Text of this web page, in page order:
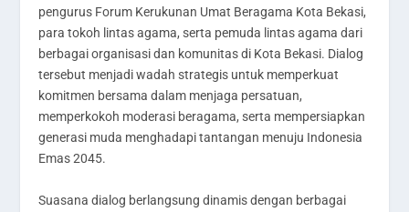
pengurus Forum Kerukunan Umat Beragama Kota Bekasi,
para tokoh lintas agama, serta pemuda lintas agama dari
berbagai organisasi dan komunitas di Kota Bekasi. Dialog
tersebut menjadi wadah strategis untuk memperkuat
komitmen bersama dalam menjaga persatuan,
memperkokoh moderasi beragama, serta mempersiapkan
generasi muda menghadapi tantangan menuju Indonesia
Emas 2045.
Suasana dialog berlangsung dinamis dengan berbagai